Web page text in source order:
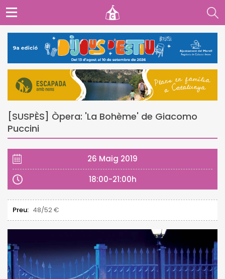
[SUSPÈS] Òpera: 'La Bohème' de Giacomo
Puccini
26 Maig 2019
18:00-21:00h
Preu: 48/52 €